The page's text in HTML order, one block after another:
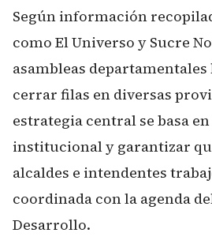
Según información
como El Universo y Sucre
asambleas
cerrar filas en diversas
estrategia central se basa
institucional y garantizar
alcaldes e intendentes
coordinada con la agenda
Desarrollo.